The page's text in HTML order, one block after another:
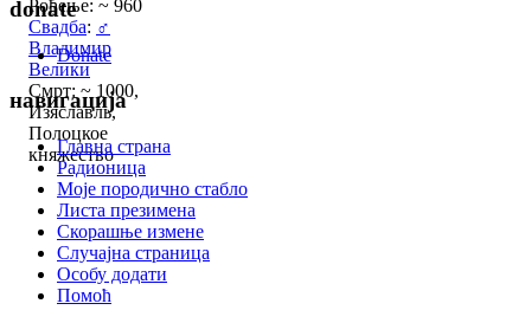
Рођење: ~ 960
Свадба: ♂
Владимир
Велики
Смрт: ~ 1000,
Изяславль,
Полоцкое
княжество
donate
Donate
навигација
Главна страна
Радионица
Моје породично стабло
Листа презимена
Скорашње измене
Случајна страница
Особу додати
Помоћ